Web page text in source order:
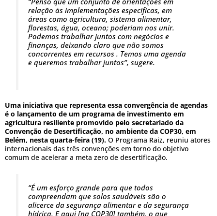
relação às implementações específicas, em
áreas como agricultura, sistema alimentar,
florestas, água, oceano; poderiam nos unir.
Podemos trabalhar juntos com negócios e
finanças, deixando claro que não somos
concorrentes em recursos . Temos uma agenda
e queremos trabalhar juntos”, sugere.
Uma iniciativa que representa essa convergência de agendas
é o lançamento de um programa de investimento em
agricultura resiliente promovido pelo secretariado da
Convenção de Desertificação, no ambiente da COP30, em
Belém, nesta quarta-feira (19). O Programa Raiz, reuniu atores
internacionais das três convenções em torno do objetivo
comum de acelerar a meta zero de desertificação.
“É um esforço grande para que todos
compreendam que solos saudáveis são o
alicerce da segurança alimentar e da segurança
hídrica. E aqui [na COP30] também, o que